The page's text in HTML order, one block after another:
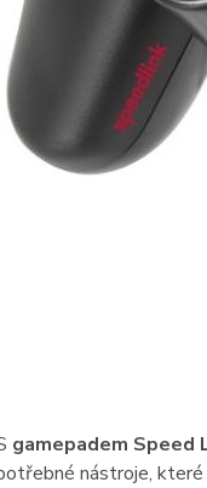
gamepadem Speed
nástroje,